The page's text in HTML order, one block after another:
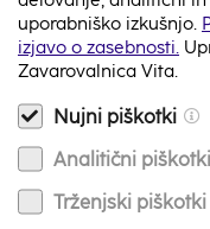
izdajo
V juniju 2025 bodo
tiskani izdaji.
z oddajo svojih
pred začetkom
razdelila največ 3.000
uporabniško izkušnjo.
izjavo o zasebnosti.
Zavarovalnica Vita.
Nujni piškotki
Analitični piškotki
Trženjski piškotki